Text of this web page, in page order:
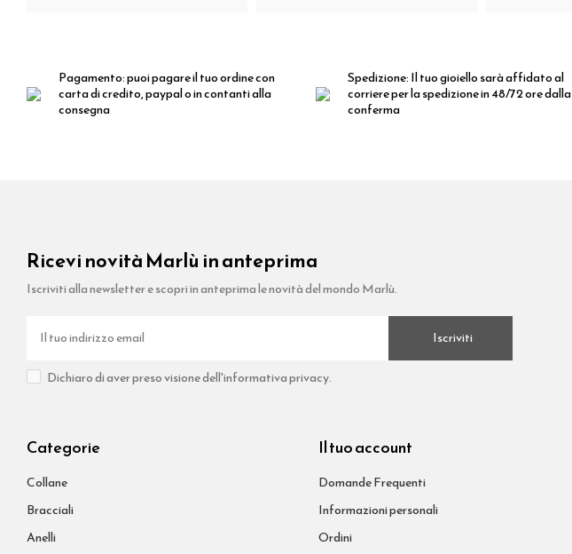
Pagamento:puoi pagare il tuo ordine con
carta di credito, paypal o in contanti alla
consegna
Spedizione:Il tuo gioiello sarà affidato al
corriere per la spedizione in 48/72 ore dalla
conferma
Ricevi novità Marlù in anteprima
Iscriviti alla newsletter e scopri in anteprima le novità del mondo Marlù.
Iscriviti
Dichiaro di aver preso visione dell'informativa privacy.
Categorie
Collane
Bracciali
Anelli
Il tuo account
Domande Frequenti
Informazioni personali
Ordini